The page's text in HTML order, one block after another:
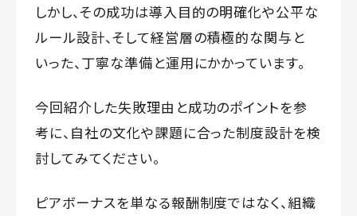
しかし、その成功は導入目的の明確化や公平な
ルール設計、そして経営層の積極的な関与と
いった、丁寧な準備と運用にかかっています。
今回紹介した失敗理由と成功のポイントを参
考に、自社の文化や課題に合った制度設計を検
討してみてください。
ピアボーナスを単なる報酬制度ではなく、組織